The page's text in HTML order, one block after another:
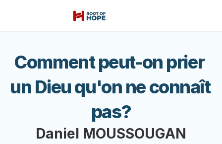
Comment peut-on prier
un Dieu qu'on ne connaît
pas?
Daniel MOUSSOUGAN